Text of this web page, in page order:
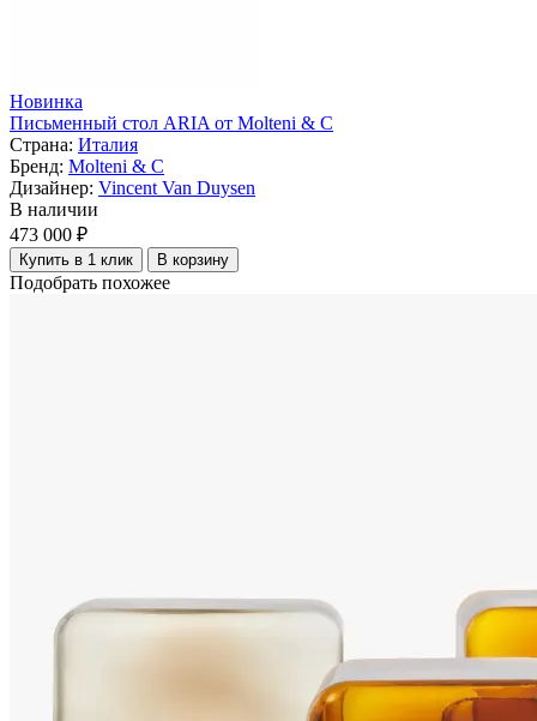
Новинка
Письменный стол ARIA от Molteni & C
Страна: Италия
Бренд: Molteni & C
Дизайнер: Vincent Van Duysen
В наличии
473 000 ₽
Купить в 1 клик В корзину
Подобрать похожее